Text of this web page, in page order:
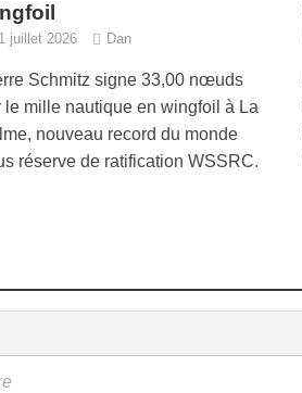
juillet 2026 Dan
Schmitz signe 33,00 nœuds
le mille nautique en wingfoil à La
nouveau record du monde
réserve de ratification WSSRC.